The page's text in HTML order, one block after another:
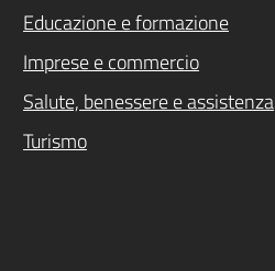
Educazione e formazione
Imprese e commercio
Salute, benessere e assistenza
Turismo